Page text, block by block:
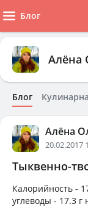
Блог
Алёна
Блог
Алёна
20.02.2017
Тыквенно-
Калорийность -
углеводы - 17.3 г